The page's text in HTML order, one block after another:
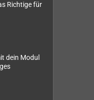
Richtige für
dein Modul